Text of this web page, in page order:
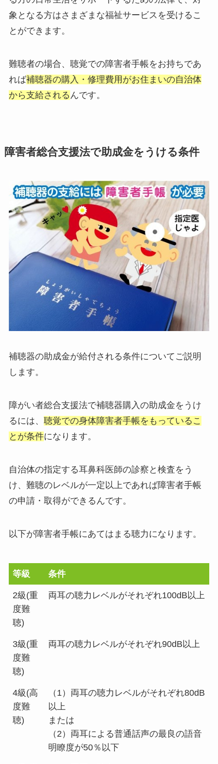
象となる方はさまざまな福祉サービスを受けるこ
とができます。
難聴者の場合、聴覚での障害者手帳をお持ちであ
れば補聴器の購入・修理費用がお住まいの自治体
から支給される んです。
障害者総合支援法で助成金をうける条件
補聴器の助成金が給付される条件についてご説明
します。
障がい者総合支援法で補聴器購入の助成金をうけ
るには、 聴覚での身体障害者手帳をもっているこ
とが条件になります。
自治体の指定する耳鼻科医師の診察と検査をう
け、難聴のレベルが一定以上であれば障害者手帳
の申請・取得ができるんです。
以下が障害者手帳にあてはまる聴力になります。
等級 条件
2級(重
度難
聴)
両耳の聴力レベルがそれぞれ100dB以上
3級(重
度難
聴)
両耳の聴力レベルがそれぞれ90dB以上
4級(高
度難
聴)
（1）両耳の聴力レベルがそれぞれ80dB
以上
または
（2）両耳による普通話声の最良の語音
明瞭度が50％以下